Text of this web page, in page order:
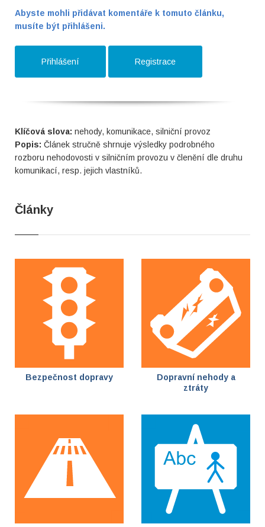
Abyste mohli přidávat komentáře k tomuto článku,
musíte být přihlášeni.
Přihlášení Registrace
Klíčová slova: nehody, komunikace, silniční provoz
Popis: Článek stručně shrnuje výsledky podrobného
rozboru nehodovosti v silničním provozu v členění dle druhu
komunikací, resp. jejich vlastníků.
Články
Bezpečnost dopravy
Dopravní nehody a
ztráty